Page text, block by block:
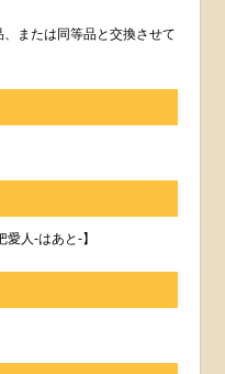
または同等品と交換させて
人-はあと-】